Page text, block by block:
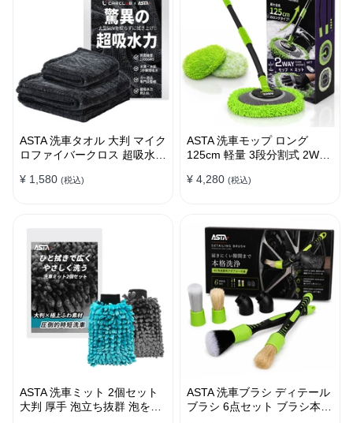
ASTA 洗車タオル 大判 マイク
ロファイバークロス 超吸水ツ
防止 両面使える
¥ 1,580 (税込)
ASTA 洗車モップ ロング
125cm 軽量 3段分割式 2WAY
マイクロファイバー 脚立不要
フ・ボディ対応
¥ 4,280 (税込)
ASTA 洗車ミット 2個セット
大判 厚手 泡立ち抜群 泡をし
ASTA 洗車ブラシ ディテール
ブラシ 6点セット ブラシ本体